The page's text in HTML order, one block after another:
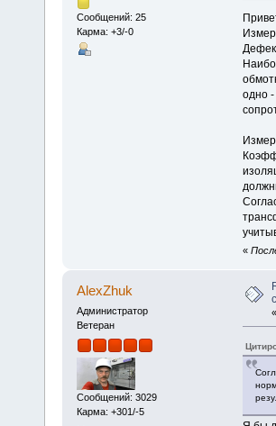
Сообщений: 25
Карма: +3/-0
одно
«
AlexZhuk
Администратор
Ветеран
Сообщений: 3029
Карма: +301/-5
«